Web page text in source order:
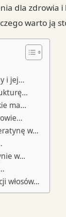
dla zdrowia
warto ją
i jej…
ma…
w…
w…
włosów…